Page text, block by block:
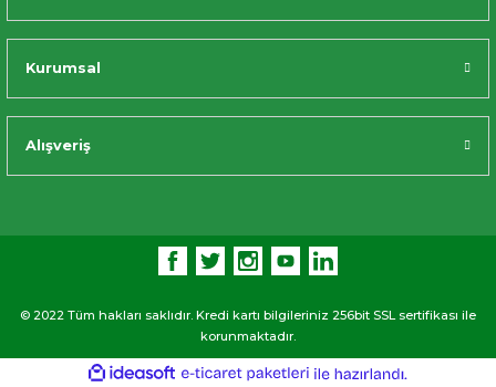
Kurumsal
Alışveriş
© 2022 Tüm hakları saklıdır. Kredi kartı bilgileriniz 256bit SSL sertifikası ile
korunmaktadır.
ideasoft
e-